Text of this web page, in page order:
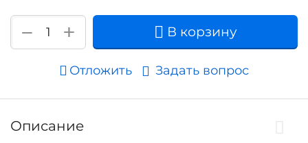
+
− В корзину
Отложить Задать вопрос
Описание